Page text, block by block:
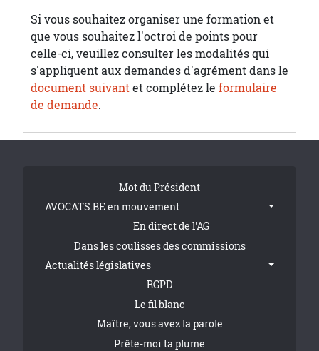
Si vous souhaitez organiser une formation et
que vous souhaitez l'octroi de points pour
celle-ci, veuillez consulter les modalités qui
s'appliquent aux demandes d'agrément dans le
document suivantet complétez le formulaire
de demande.
Tribune FooterMot du Président
AVOCATS.BE en mouvement
En direct de l'AG
Dans les coulisses des commissions
Actualités législatives
RGPD
Le fil blanc
Maître, vous avez la parole
Prête-moi ta plume